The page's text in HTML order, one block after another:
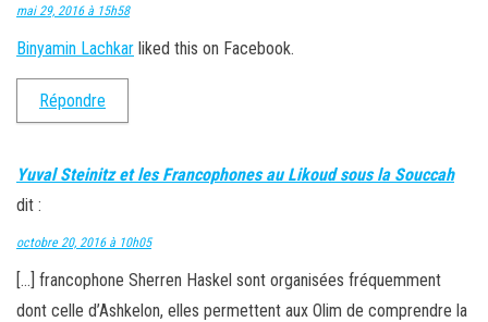
mai 29, 2016 à 15h58
Binyamin Lachkar liked this on Facebook.
Répondre
Yuval Steinitz et les Francophones au Likoud sous la Souccah
dit :
octobre 20, 2016 à 10h05
[…] francophone Sherren Haskel sont organisées fréquemment
dont celle d’Ashkelon, elles permettent aux Olim de comprendre la